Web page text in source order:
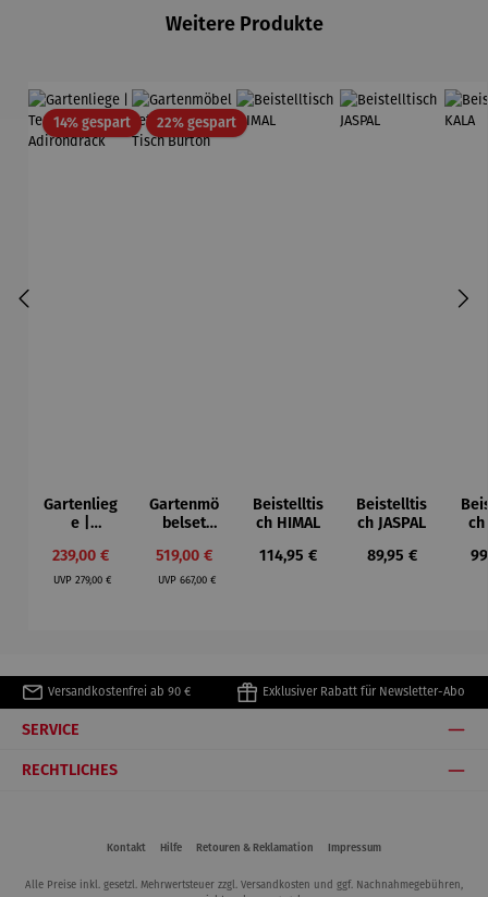
Weitere Produkte
14% gespartRabatt
Gartenlieg
e |
Adirondra
ck
Verkaufspreis:
239,00 €
UVPRegulärer Preis:
279,00 €
22% gespartRabatt
Gartenmö
belset
& Tisch
Burton
Verkaufspreis:
519,00 €
UVP Regulärer Preis:
667,00 €
Beistelltis
ch HIMAL
Regulärer Preis:
114,95 €
Beistelltis
ch JASPAL
Regulärer Preis:
89,95 €
ch
Versandkostenfrei ab 90 € Exklusiver Rabatt für Newsletter-Abo
SERVICE
RECHTLICHES
Kontakt Hilfe Retouren & Reklamation Impressum
Alle Preise inkl. gesetzl. Mehrwertsteuer zzgl. Versandkosten und ggf. Nachnahmegebühren,